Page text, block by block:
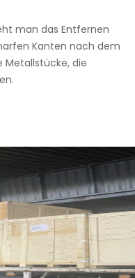
man das Entfernen
Kanten nach dem
Metallstücke, die